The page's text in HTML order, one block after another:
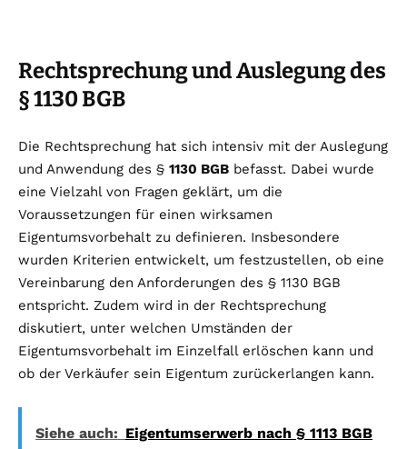
Rechtsprechung und Auslegung des
§ 1130 BGB
Die Rechtsprechung hat sich intensiv mit der Auslegung
und Anwendung des § 1130 BGB befasst. Dabei wurde
eine Vielzahl von Fragen geklärt, um die
Voraussetzungen für einen wirksamen
Eigentumsvorbehalt zu definieren. Insbesondere
wurden Kriterien entwickelt, um festzustellen, ob eine
Vereinbarung den Anforderungen des § 1130 BGB
entspricht. Zudem wird in der Rechtsprechung
diskutiert, unter welchen Umständen der
Eigentumsvorbehalt im Einzelfall erlöschen kann und
ob der Verkäufer sein Eigentum zurückerlangen kann.
Siehe auch: Eigentumserwerb nach § 1113 BGB